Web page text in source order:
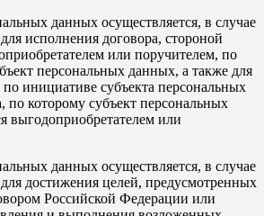
данных осуществляется, в случае
исполнения договора, стороной
или поручителем, по
персональных данных, а также для
инициативе субъекта персональных
по которому субъект персональных
выгодоприобретателем или
данных осуществляется, в случае
достижения целей, предусмотренных
Российской Федерации или